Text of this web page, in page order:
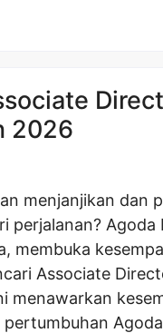
2026
menjanjikan dan
perjalanan?
membuka
Associate
menawarkan